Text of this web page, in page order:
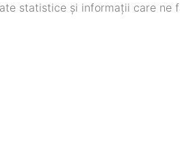
statistice și informații care ne